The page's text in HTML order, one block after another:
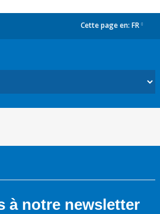
Cette page en: FR
à notre newsletter